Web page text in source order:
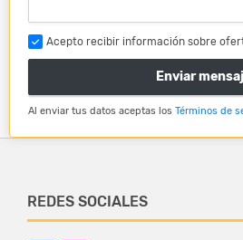
Acepto recibir información sobre
Enviar
Al enviar tus datos aceptas los Términos de
REDES SOCIALES